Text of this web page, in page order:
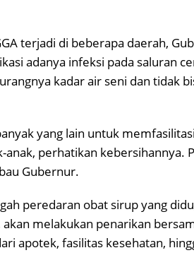
terjadi di beberapa daerah,
adanya infeksi pada saluran
kadar air seni dan tidak
yang lain untuk
perhatikan kebersihannya.
Gubernur.
peredaran obat sirup yang
melakukan penarikan
apotek, fasilitas kesehatan,